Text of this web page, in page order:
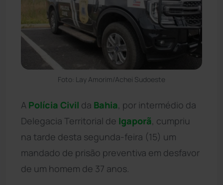
Foto: Lay Amorim/Achei Sudoeste
A Polícia Civil da Bahia, por intermédio da
Delegacia Territorial de Igaporã, cumpriu
na tarde desta segunda-feira (15) um
mandado de prisão preventiva em desfavor
de um homem de 37 anos.